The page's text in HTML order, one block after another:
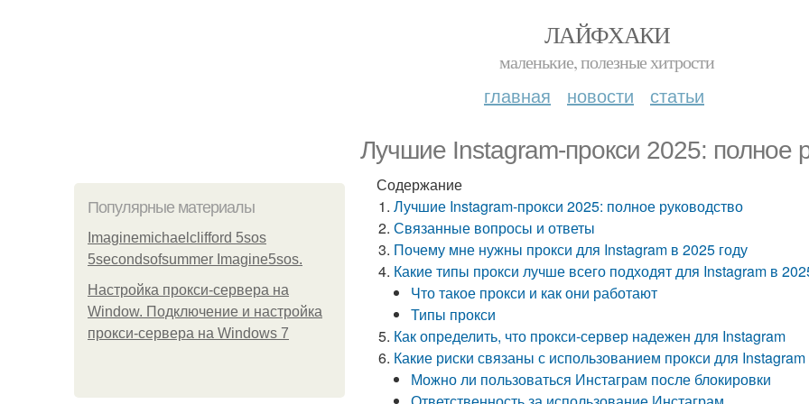
ЛАЙФХАКИ
маленькие, полезные хитрости
главная новости статьи
Лучшие Instagram-прокси 2025: полное
Популярные материалы
Imaginemichaelclifford 5sos
5secondsofsummer Imagine5sos.
Настройка прокси-сервера на
Window. Подключение и настройка
прокси-сервера на Windows 7
Содержание
Лучшие Instagram-прокси 2025: полное руководство
Связанные вопросы и ответы
Почему мне нужны прокси для Instagram в 2025 году
Какие типы прокси лучше всего подходят для Instagram в
Что такое прокси и как они работают
Типы прокси
Как определить, что прокси-сервер надежен для Instagram
Какие риски связаны с использованием прокси для Instagram
Можно ли пользоваться Инстаграм после блокировки